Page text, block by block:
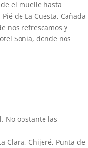
el muelle hasta
de La Cuesta, Cañada
nos refrescamos y
Sonia, donde nos
No obstante las
Clara, Chijeré, Punta de